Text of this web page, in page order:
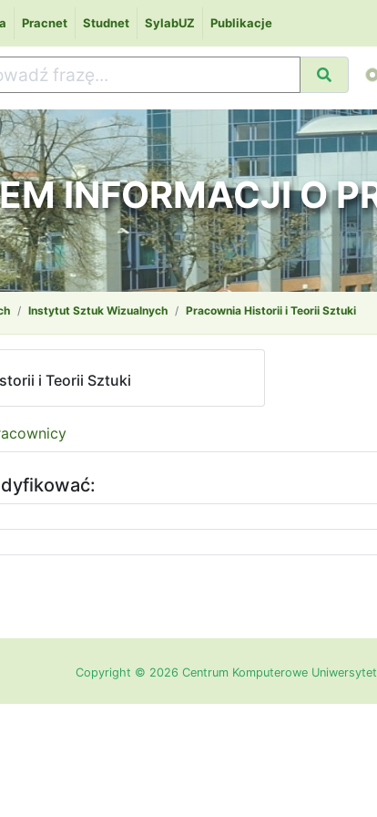
Pracnet Studnet SylabUZ Publikacje
INFORMACJI O
Instytut Sztuk Wizualnych Pracownia Historii i Teorii Sztuki
i Teorii Sztuki
Copyright © 2026 Centrum Komputerowe